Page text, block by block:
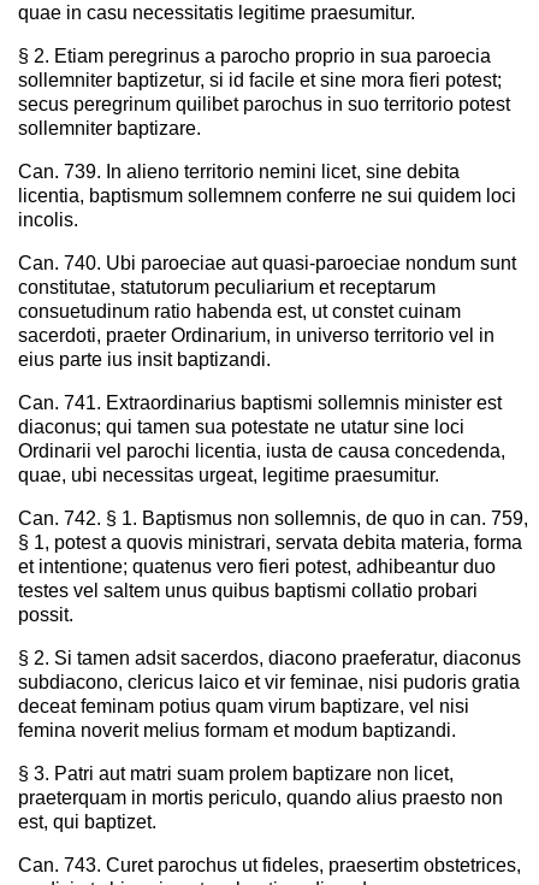
quae in casu necessitatis legitime praesumitur.
§ 2. Etiam peregrinus a parocho proprio in sua paroecia
sollemniter baptizetur, si id facile et sine mora fieri potest;
secus peregrinum quilibet parochus in suo territorio potest
sollemniter baptizare.
Can. 739. In alieno territorio nemini licet, sine debita
licentia, baptismum sollemnem conferre ne sui quidem loci
incolis.
Can. 740. Ubi paroeciae aut quasi-paroeciae nondum sunt
constitutae, statutorum peculiarium et receptarum
consuetudinum ratio habenda est, ut constet cuinam
sacerdoti, praeter Ordinarium, in universo territorio vel in
eius parte ius insit baptizandi.
Can. 741. Extraordinarius baptismi sollemnis minister est
diaconus; qui tamen sua potestate ne utatur sine loci
Ordinarii vel parochi licentia, iusta de causa concedenda,
quae, ubi necessitas urgeat, legitime praesumitur.
Can. 742. § 1. Baptismus non sollemnis, de quo in can. 759,
§ 1, potest a quovis ministrari, servata debita materia, forma
et intentione; quatenus vero fieri potest, adhibeantur duo
testes vel saltem unus quibus baptismi collatio probari
possit.
§ 2. Si tamen adsit sacerdos, diacono praeferatur, diaconus
subdiacono, clericus laico et vir feminae, nisi pudoris gratia
deceat feminam potius quam virum baptizare, vel nisi
femina noverit melius formam et modum baptizandi.
§ 3. Patri aut matri suam prolem baptizare non licet,
praeterquam in mortis periculo, quando alius praesto non
est, qui baptizet.
Can. 743. Curet parochus ut fideles, praesertim obstetrices,